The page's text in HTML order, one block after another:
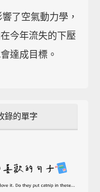
了空氣動力學，
今年流失的下壓
達成目標。
錄的單字